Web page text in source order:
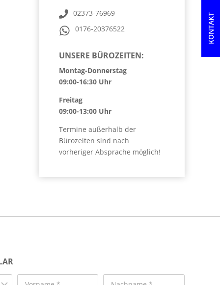
KONTAKT
Makler JA oder Nein
02373-76969
0176-20376522
UNSERE BÜROZEITEN:
Montag-Donnerstag
09:00-16:30 Uhr
Freitag
09:00-13:00 Uhr
Termine außerhalb der
Bürozeiten sind nach
vorheriger Absprache möglich!